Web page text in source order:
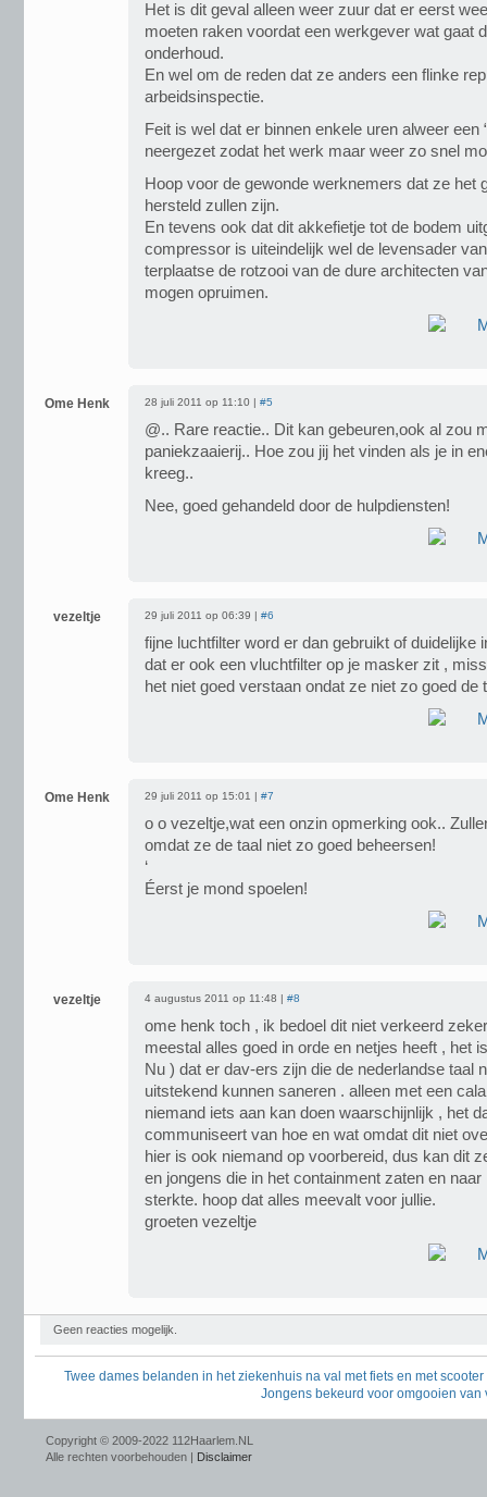
Het is dit geval alleen weer zuur dat er eerst
moeten raken voordat een werkgever wat gaat
onderhoud.
En wel om de reden dat ze anders een flinke
arbeidsinspectie.
Feit is wel dat er binnen enkele uren alweer een
neergezet zodat het werk maar weer zo snel
Hoop voor de gewonde werknemers dat ze het
hersteld zullen zijn.
En tevens ook dat dit akkefietje tot de bodem
compressor is uiteindelijk wel de levensader
terplaatse de rotzooi van de dure architecten
mogen opruimen.
Ome Henk 28 juli 2011 op 11:10 | #5
@.. Rare reactie.. Dit kan gebeuren,ook al zou
paniekzaaierij.. Hoe zou jij het vinden als je in
kreeg..
Nee, goed gehandeld door de hulpdiensten!
vezeltje 29 juli 2011 op 06:39 | #6
fijne luchtfilter word er dan gebruikt of duidelijke
dat er ook een vluchtfilter op je masker zit ,
het niet goed verstaan ondat ze niet zo goed de
Ome Henk 29 juli 2011 op 15:01 | #7
o o vezeltje,wat een onzin opmerking ook..
omdat ze de taal niet zo goed beheersen!
‘
Éerst je mond spoelen!
vezeltje 4 augustus 2011 op 11:48 | #8
ome henk toch , ik bedoel dit niet verkeerd
meestal alles goed in orde en netjes heeft , het
Nu ) dat er dav-ers zijn die de nederlandse taal
uitstekend kunnen saneren . alleen met een
niemand iets aan kan doen waarschijnlijk , het
communiseert van hoe en wat omdat dit niet
hier is ook niemand op voorbereid, dus kan dit
en jongens die in het containment zaten en
sterkte. hoop dat alles meevalt voor jullie.
groeten vezeltje
Geen reacties mogelijk.
Twee dames belanden in het ziekenhuis na val met fiets en met scooter
Jongens bekeurd voor omgooien
Copyright © 2009-2022 112Haarlem.NL
Alle rechten voorbehouden | Disclaimer